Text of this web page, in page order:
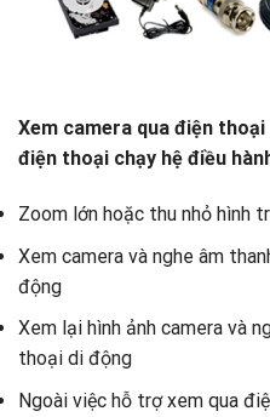
Xem camera qua điện
điện thoại chạy hệ điều
Zoom lớn hoặc thu nhỏ hình
Xem camera và nghe âm
động
Xem lại hình ảnh camera và
thoại di động
Ngoài việc hỗ trợ xem qua